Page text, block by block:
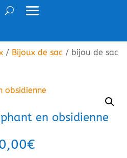
/ Bijoux de sac / bijou de sac
en obsidienne
€